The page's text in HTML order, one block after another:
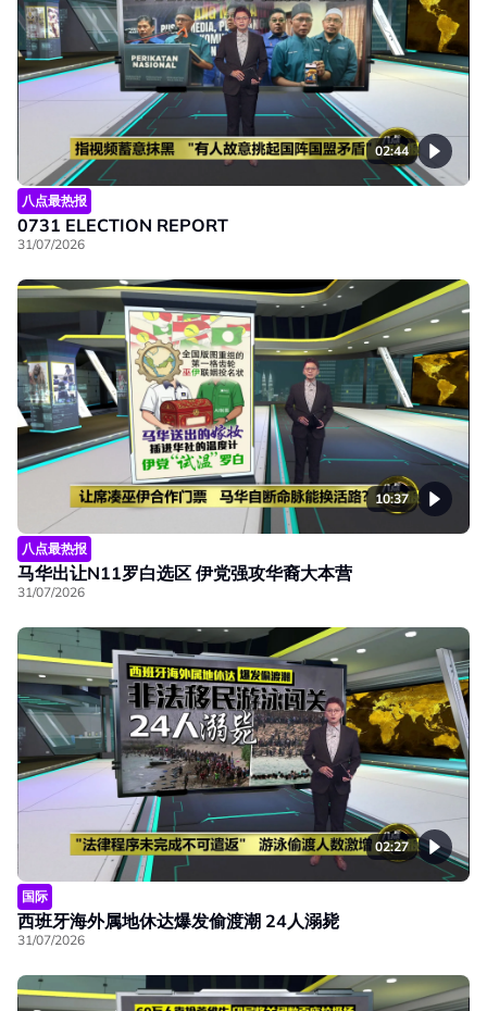
02:44
八点最热报
0731 ELECTION REPORT
31/07/2026
10:37
八点最热报
马华出让N11罗白选区 伊党强攻华裔大本营
31/07/2026
02:27
国际
西班牙海外属地休达爆发偷渡潮 24人溺毙
31/07/2026